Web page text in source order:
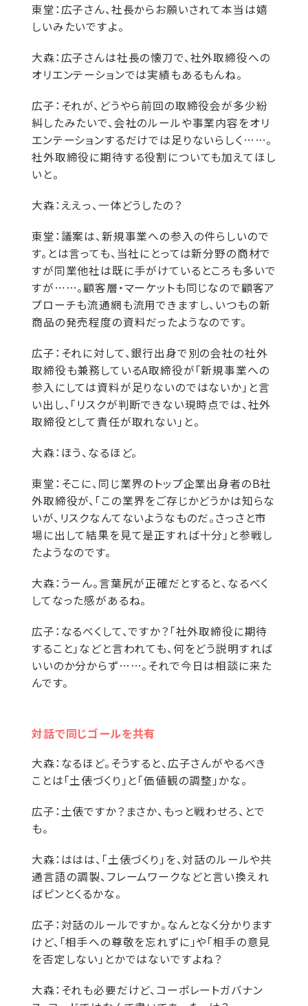
東堂： 広子さん、社長からお願いされて本当は嬉
しいみたいですよ。
大森： 広子さんは社長の懐刀で、社外取締役への
オリエンテーションでは実績もあるもんね。
広子： それが、どうやら前回の取締役会が多少紛
糾したみたいで、会社のルールや事業内容をオリ
エンテーションするだけでは足りないらしく……。
社外取締役に期待する役割についても加えてほし
いと。
大森： ええっ、一体どうしたの？
東堂： 議案は、新規事業への参入の件らしいので
す。とは言っても、当社にとっては新分野の商材で
すが同業他社は既に手がけているところも多いで
すが……。顧客層・マーケットも同じなので顧客ア
プローチも流通網も流用できますし、いつもの新
商品の発売程度の資料だったようなのです。
広子： それに対して、銀行出身で別の会社の社外
取締役も兼務しているA取締役が「新規事業への
参入にしては資料が足りないのではないか」と言
い出し、「リスクが判断できない現時点では、社外
取締役として責任が取れない」と。
大森： ほう、なるほど。
東堂： そこに、同じ業界のトップ企業出身者のB社
外取締役が、「この業界をご存じかどうかは知らな
いが、リスクなんてないようなものだ。さっさと市
場に出して結果を見て是正すれば十分」と参戦し
たようなのです。
大森： うーん。言葉尻が正確だとすると、なるべく
してなった感があるね。
広子： なるべくして、ですか？「社外取締役に期待
すること」などと言われても、何をどう説明すれば
いいのか分からず……。それで今日は相談に来た
んです。
対話で同じゴールを共有
大森： なるほど。そうすると、広子さんがやるべき
ことは「土俵づくり」と「価値観の調整」かな。
広子： 土俵ですか？まさか、もっと戦わせろ、とで
も。
大森： ははは、「土俵づくり」を、対話のルールや共
通言語の調製、フレームワークなどと言い換えれ
ばピンとくるかな。
広子： 対話のルールですか。なんとなく分かります
けど、「相手への尊敬を忘れずに」や「相手の意見
を否定しない」とかではないですよね？
大森： それも必要だけど、コーポレートガバナン